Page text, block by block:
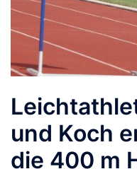
und Koch
die 400 m